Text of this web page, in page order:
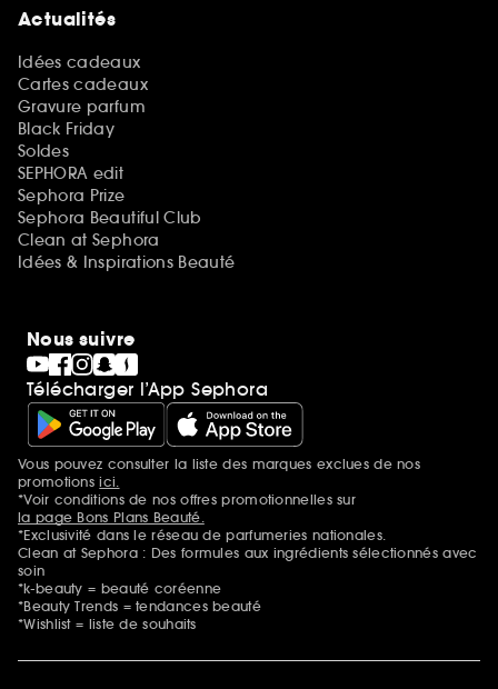
Actualités
Idées cadeaux
Cartes cadeaux
Gravure parfum
Black Friday
Soldes
SEPHORA edit
Sephora Prize
Sephora Beautiful Club
Clean at Sephora
Idées & Inspirations Beauté
Nous suivre
Télécharger l’App Sephora
Mentions additionnelles
Vous pouvez consulter la liste des marques exclues de nos
promotionsici.
*Voir conditions de nos offres promotionnelles sur
la page Bons Plans Beauté.
*Exclusivité dans le réseau de parfumeries nationales.
Clean at Sephora : Des formules aux ingrédients sélectionnés avec
soin
*k-beauty = beauté coréenne
*Beauty Trends = tendances beauté
*Wishlist = liste de souhaits